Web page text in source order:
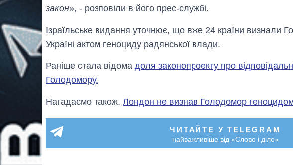
закон», - розповіли в його прес-службі.
Ізраїльське видання уточнює, що вже 24 країни визнали
Україні актом геноциду радянської влади.
Раніше стала відома доля законопроекту про
Голодомору.
Нагадаємо також, Лондон не визнав Голодомор
ЧИТАЙТЕ У TELEGRAM
найважливіше від «Слово і діло»